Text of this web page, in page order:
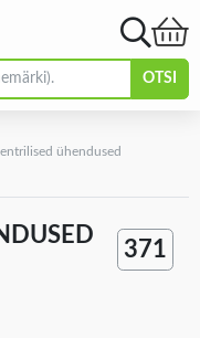
OTSI
ühendused
371